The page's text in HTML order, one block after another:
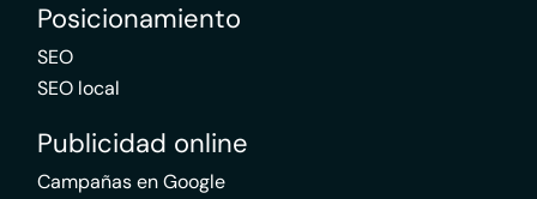
Posicionamiento
SEO
SEO local
Publicidad online
Campañas en Google